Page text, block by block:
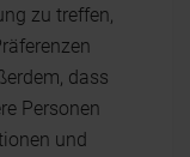
zu treffen,
dass
Personen
und